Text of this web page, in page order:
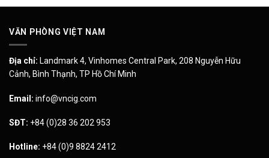
VĂN PHÒNG VIỆT NAM
Địa chỉ: Landmark 4, Vinhomes Central Park, 208 Nguyễn Hữu
Cảnh, Bình Thạnh, TP Hồ Chí Minh
Email: info@vncig.com
SĐT: +84 (0)28 36 202 953
Hotline: +84 (0)9 8824 2412